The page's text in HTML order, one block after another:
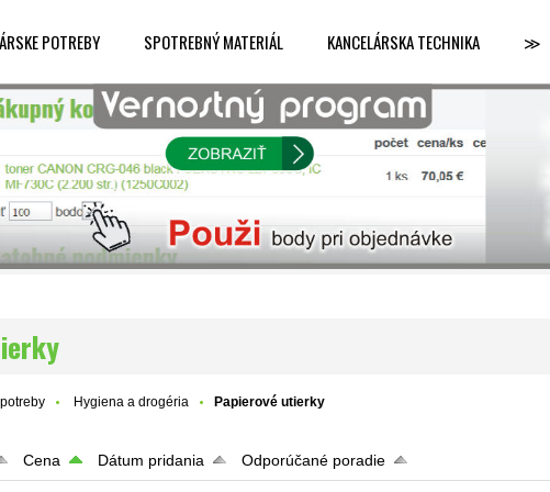
POTREBY SPOTREBNÝ MATERIÁL KANCELÁRSKA TECHNIKA ≫
Hygiena a drogéria Papierové utierky
Cena Dátum pridania Odporúčané poradie